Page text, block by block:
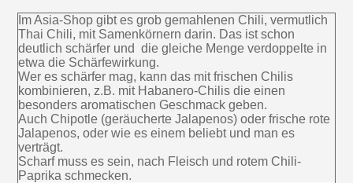
Im Asia-Shop gibt es grob gemahlenen Chili, vermutlich
Thai Chili, mit Samenkörnern darin. Das ist schon
deutlich schärfer und die gleiche Menge verdoppelte in
etwa die Schärfewirkung.
Wer es schärfer mag, kann das mit frischen Chilis
kombinieren, z.B. mit Habanero-Chilis die einen
besonders aromatischen Geschmack geben.
Auch Chipotle (geräucherte Jalapenos) oder frische rote
Jalapenos, oder wie es einem beliebt und man es
verträgt.
Scharf muss es sein, nach Fleisch und rotem Chili-
Paprika schmecken.